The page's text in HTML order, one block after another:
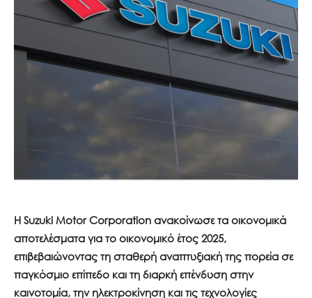
Η Suzuki Motor Corporation ανακοίνωσε τα οικονομικά
αποτελέσματα για το οικονομικό έτος 2025,
επιβεβαιώνοντας τη σταθερή αναπτυξιακή της πορεία σε
παγκόσμιο επίπεδο και τη διαρκή επένδυση στην
καινοτομία, την ηλεκτροκίνηση και τις τεχνολογίες